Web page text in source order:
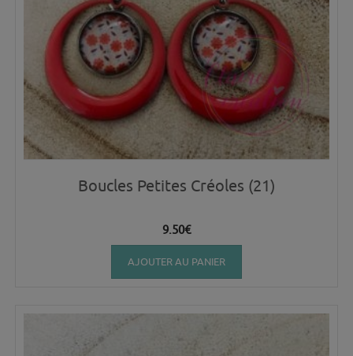
Boucles Petites Créoles (21)
9.50€
AJOUTER AU PANIER